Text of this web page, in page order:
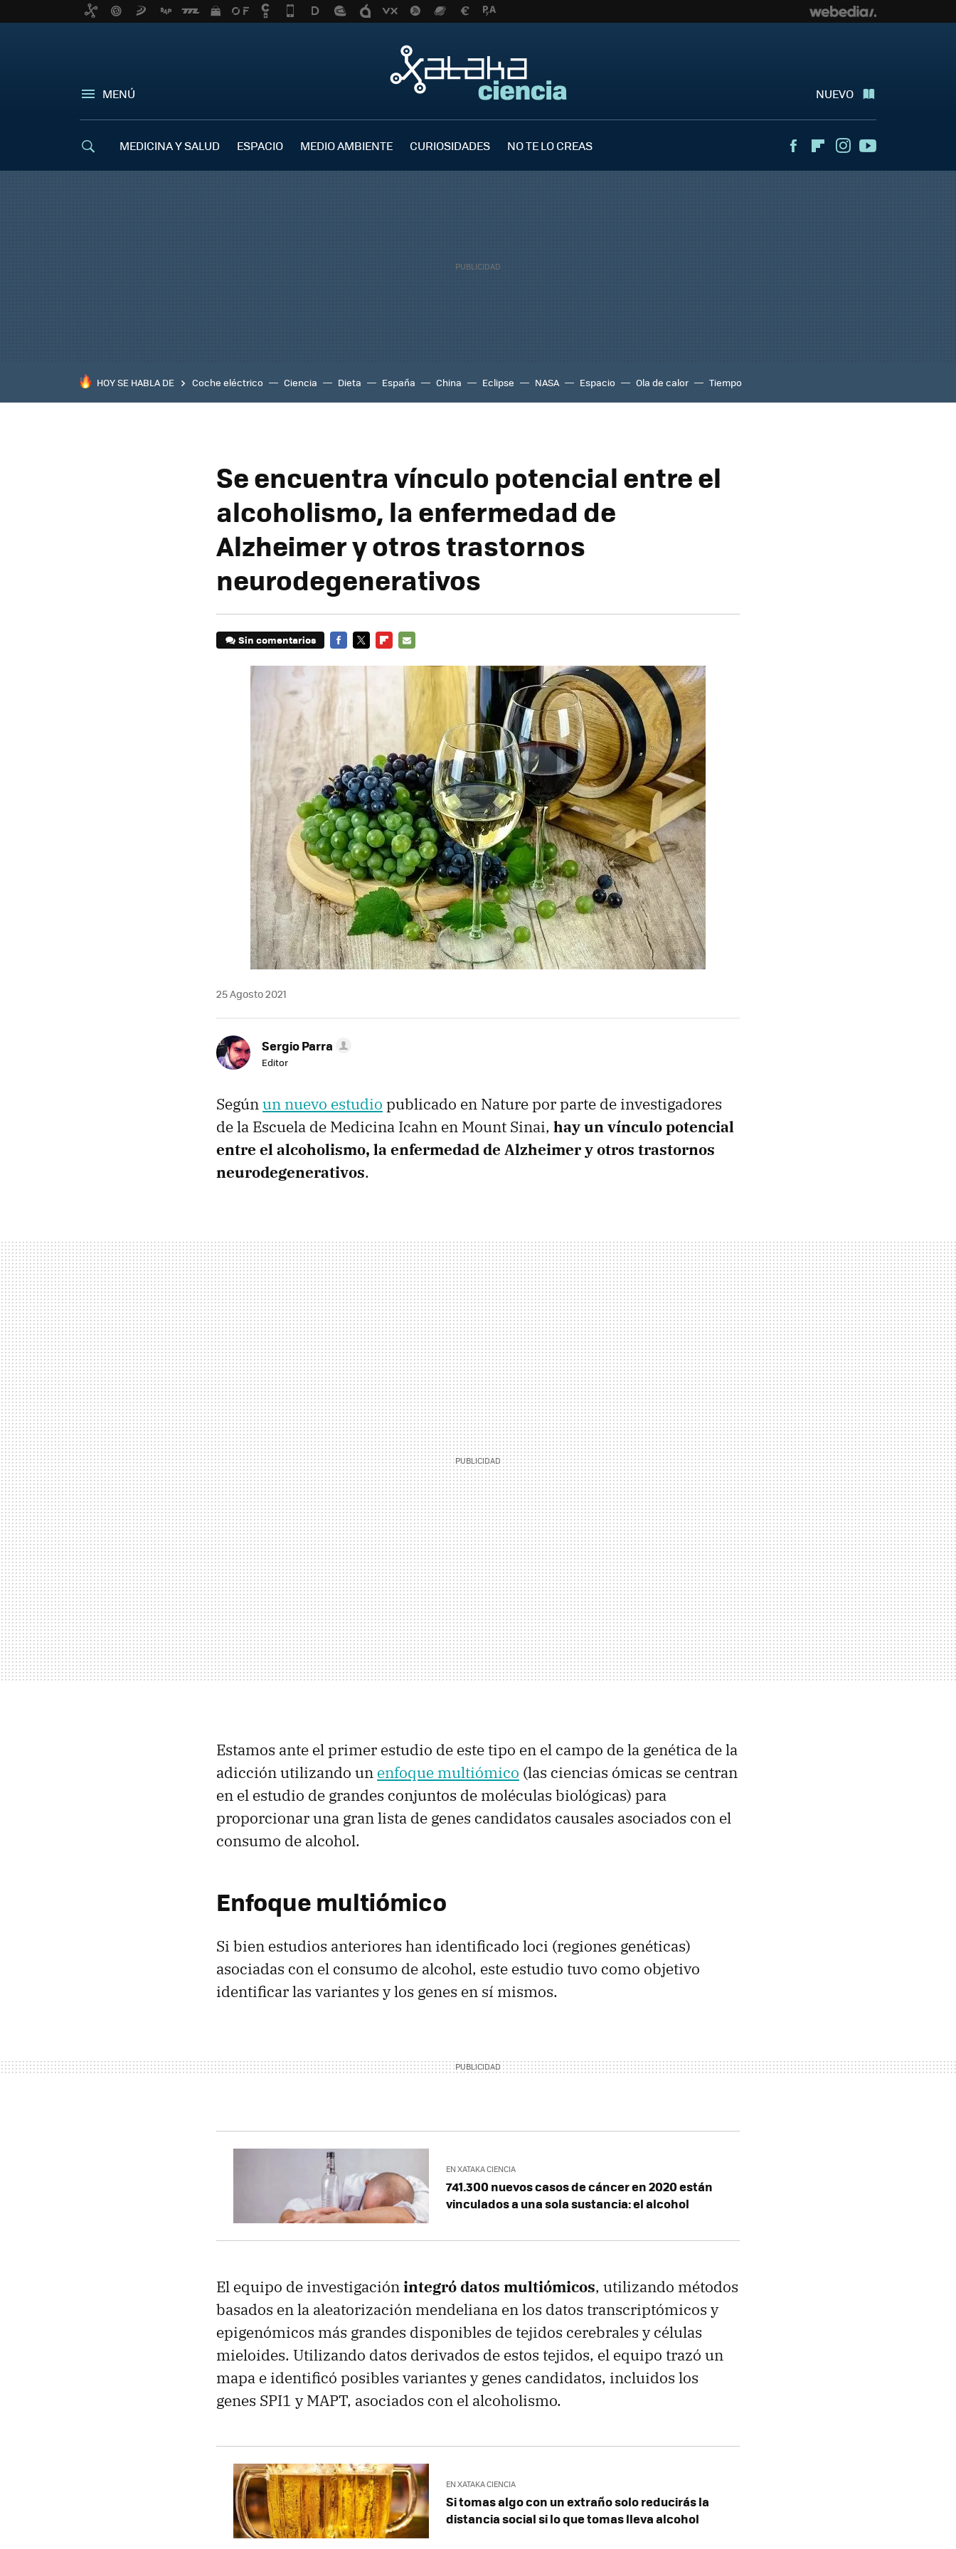
MENÚ NUEVO
MEDICINA Y SALUD ESPACIO MEDIO AMBIENTE CURIOSIDADES NO TE LO CREAS FacebookFlipboardInstagram
HOY SE HABLA DE Coche eléctrico Ciencia Dieta España China Eclipse NASA Espacio Ola de calor Tiempo
Se encuentra vínculo potencial entre el
alcoholismo, la enfermedad de
Alzheimer y otros trastornos
neurodegenerativos
Sin comentarios
25 Agosto 2021
Sergio Parra
Editor
Segúnun nuevo estudio publicado en Nature por parte de investigadores
de la Escuela de Medicina Icahn en Mount Sinai, hay un vínculo potencial
entre el alcoholismo, la enfermedad de Alzheimer y otros trastornos
neurodegenerativos.
Estamos ante el primer estudio de este tipo en el campo de la genética de la
adicción utilizando un enfoque multiómico (las ciencias ómicas se centran
en el estudio de grandes conjuntos de moléculas biológicas) para
proporcionar una gran lista de genes candidatos causales asociados con el
consumo de alcohol.
Enfoque multiómico
Si bien estudios anteriores han identificado loci (regiones genéticas)
asociadas con el consumo de alcohol, este estudio tuvo como objetivo
identificar las variantes y los genes en sí mismos.
EN XATAKA CIENCIA
741.300 nuevos casos de cáncer en 2020 están
vinculados a una sola sustancia: el alcohol
El equipo de investigaciónintegró datos multiómicos, utilizando métodos
basados ​​en la aleatorización mendeliana en los datos transcriptómicos y
epigenómicos más grandes disponibles de tejidos cerebrales y células
mieloides. Utilizando datos derivados de estos tejidos, el equipo trazó un
mapa e identificó posibles variantes y genes candidatos, incluidos los
genes SPI1 y MAPT, asociados con el alcoholismo.
EN XATAKA CIENCIA
Si tomas algo con un extraño solo reducirás la
distancia social si lo que tomas lleva alcohol